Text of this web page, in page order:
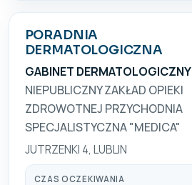
PORADNIA
DERMATOLOGICZNA
GABINET DERMATOLOGICZNY
NIEPUBLICZNY ZAKŁAD OPIEKI
ZDROWOTNEJ PRZYCHODNIA
SPECJALISTYCZNA "MEDICA"
JUTRZENKI 4, LUBLIN
CZAS OCZEKIWANIA